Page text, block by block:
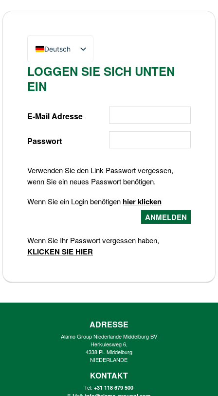
Deutsch
English (UK)
Nederlands
LOGGEN SIE SICH UNTEN
EIN
E-Mail Adresse
Passwort
Verwenden Sie den Link Passwort vergessen,
wenn Sie ein neues Passwort benötigen.
Wenn Sie ein Login benötigen hier klicken
Wenn Sie Ihr Passwort vergessen haben,
KLICKEN SIE HIER
ADRESSE
Alamo Group Niederlande Middelburg BV
Herkulesweg 6,
4338 PL Middelburg
NIEDERLANDE
KONTAKT
Tel:+31 118 679 500